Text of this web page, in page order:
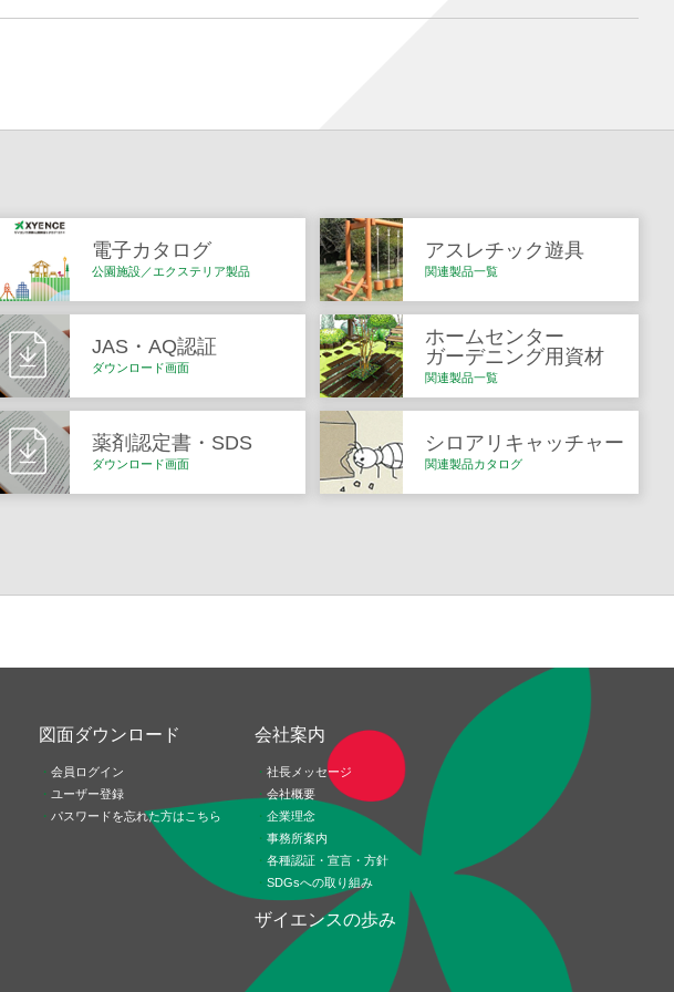
電子カタログ
公園施設／エクステリア製品
アスレチック遊具
関連製品一覧
JAS・AQ認証
ダウンロード画面
ホームセンター
ガーデニング用資材
関連製品一覧
薬剤認定書・SDS
ダウンロード画面
シロアリキャッチャー
関連製品カタログ
図面ダウンロード
会員ログイン
ユーザー登録
パスワードを忘れた方はこちら
会社案内
社長メッセージ
会社概要
企業理念
事務所案内
各種認証・宣言・方針
SDGsへの取り組み
ザイエンスの歩み